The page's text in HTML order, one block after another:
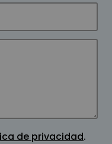
de privacidad.